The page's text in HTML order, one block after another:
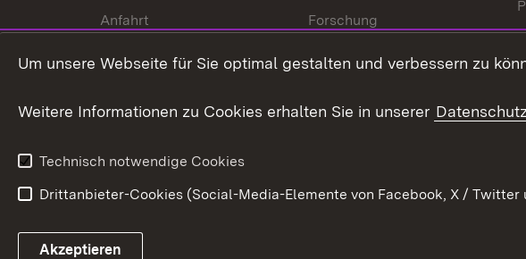
Anfahrt Forschung
Internationales
Link zum Landesportal
Um unsere Webseite für Sie optimal gestalten und verbessern zu
Weitere Informationen zu Cookies erhalten Sie in unserer
Technisch notwendige Cookies
Drittanbieter-Cookies (Social-Media-Elemente von Facebook, X /
Akzeptieren